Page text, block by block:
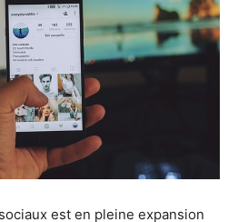
est en pleine expansion